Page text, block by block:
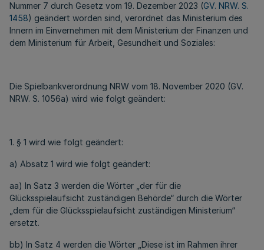
Nummer 7 durch Gesetz vom 19. Dezember 2023 (GV. NRW. S.
1458) geändert worden sind, verordnet das Ministerium des
Innern im Einvernehmen mit dem Ministerium der Finanzen und
dem Ministerium für Arbeit, Gesundheit und Soziales:
Die Spielbankverordnung NRW vom 18. November 2020 (GV.
NRW. S. 1056a) wird wie folgt geändert:
1. § 1 wird wie folgt geändert:
a) Absatz 1 wird wie folgt geändert:
aa) In Satz 3 werden die Wörter „der für die
Glücksspielaufsicht zuständigen Behörde“ durch die Wörter
„dem für die Glücksspielaufsicht zuständigen Ministerium“
ersetzt.
bb) In Satz 4 werden die Wörter „Diese ist im Rahmen ihrer